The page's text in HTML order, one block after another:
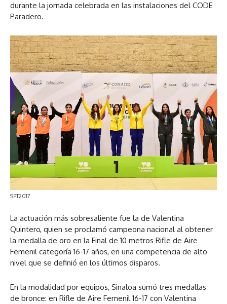
durante la jornada celebrada en las instalaciones del CODE
Paradero.
SPT2017
La actuación más sobresaliente fue la de Valentina
Quintero, quien se proclamó campeona nacional al obtener
la medalla de oro en la Final de 10 metros Rifle de Aire
Femenil categoría 16-17 años, en una competencia de alto
nivel que se definió en los últimos disparos.
En la modalidad por equipos, Sinaloa sumó tres medallas
de bronce: en Rifle de Aire Femenil 16-17 con Valentina